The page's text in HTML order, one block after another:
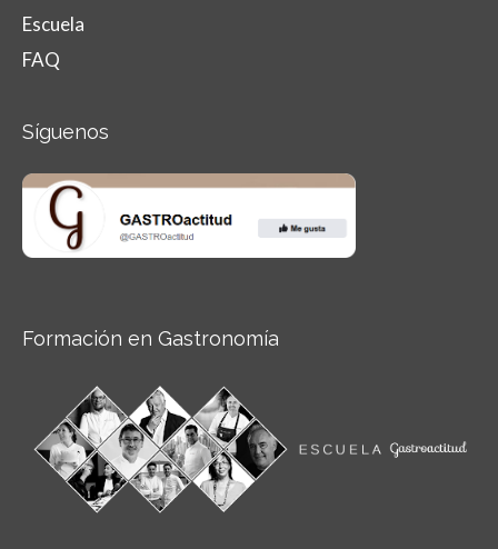
Escuela
FAQ
Síguenos
Formación en Gastronomía